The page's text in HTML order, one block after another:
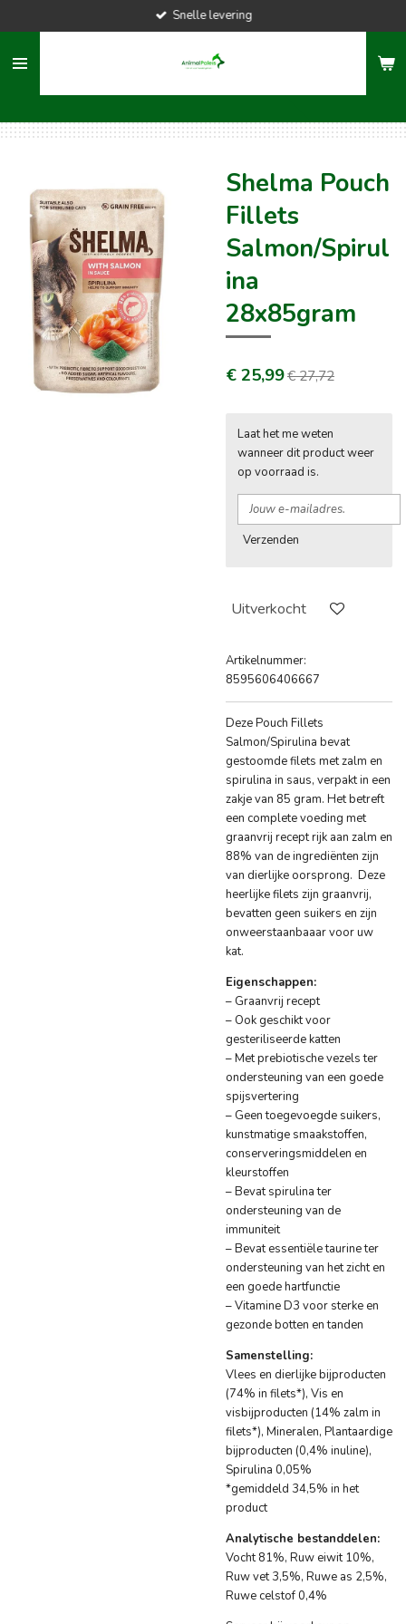
naar
hoofdinhoud
Snelle levering
Shelma Pouch
Fillets
Salmon/Spirul
ina
28x85gram
€ 25,99€ 27,72
Laat het me weten
wanneer dit product weer
op voorraad is.
Verzenden
Uitverkocht
Artikelnummer:
8595606406667
Deze Pouch Fillets
Salmon/Spirulina bevat
gestoomde filets met zalm en
spirulina in saus, verpakt in een
zakje van 85 gram. Het betreft
een complete voeding met
graanvrij recept rijk aan zalm en
88% van de ingrediënten zijn
van dierlijke oorsprong. Deze
heerlijke filets zijn graanvrij,
bevatten geen suikers en zijn
onweerstaanbaaar voor uw
kat.
Eigenschappen:
– Graanvrij recept
– Ook geschikt voor
gesteriliseerde katten
– Met prebiotische vezels ter
ondersteuning van een goede
spijsvertering
– Geen toegevoegde suikers,
kunstmatige smaakstoffen,
conserveringsmiddelen en
kleurstoffen
– Bevat spirulina ter
ondersteuning van de
immuniteit
– Bevat essentiële taurine ter
ondersteuning van het zicht en
een goede hartfunctie
– Vitamine D3 voor sterke en
gezonde botten en tanden
Samenstelling:
Vlees en dierlijke bijproducten
(74% in filets*), Vis en
visbijproducten (14% zalm in
filets*), Mineralen, Plantaardige
bijproducten (0,4% inuline),
Spirulina 0,05%
*gemiddeld 34,5% in het
product
Analytische bestanddelen:
Vocht 81%, Ruw eiwit 10%,
Ruw vet 3,5%, Ruwe as 2,5%,
Ruwe celstof 0,4%